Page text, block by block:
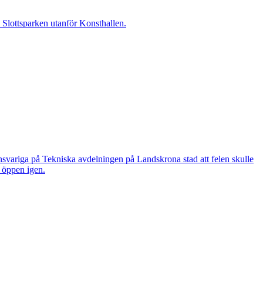
utanför Konsthallen.
på Tekniska avdelningen på Landskrona stad att felen skulle
igen.